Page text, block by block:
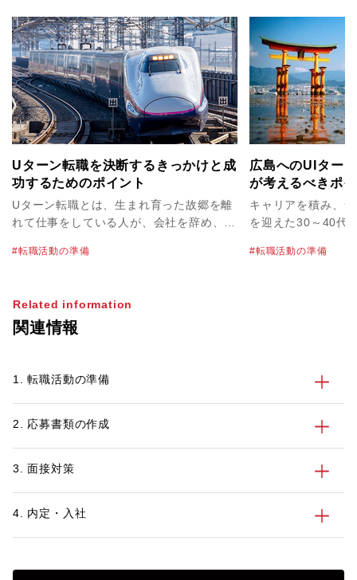
Uターン転職を決断するきっかけと成
功するためのポイント
Uターン転職とは、生まれ育った故郷を離
れて仕事をしている人が、会社を辞め、ま
大阪など都市部で働いていた人が出身地の
転職活動の準備
広島へのUIター
が考えるべきポ
ジェントの賢い
キャリアを積み、
を迎えた30～40代
たい」と考えてい
始める前に30代、
転職活動の準備
Related information
関連情報
1. 転職活動の準備
2. 応募書類の作成
3. 面接対策
4. 内定・入社